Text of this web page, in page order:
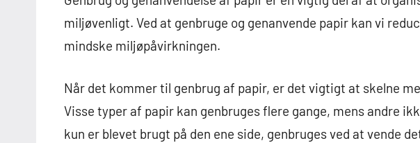
miljøvenligt. Ved at genbruge og genanvende papir kan vi
mindske miljøpåvirkningen.
Når det kommer til genbrug af papir, er det vigtigt at skelne
Visse typer af papir kan genbruges flere gange, mens andre
kun er blevet brugt på den ene side, genbruges ved at vende